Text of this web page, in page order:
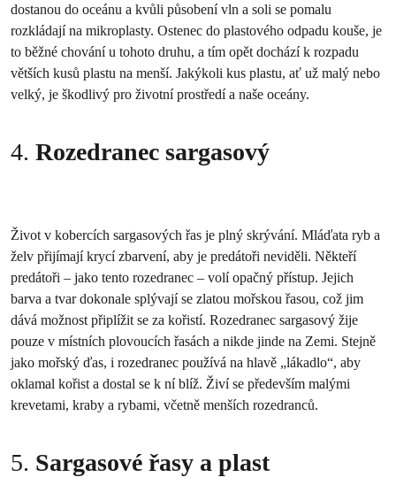
dostanou do oceánu a kvůli působení vln a soli se pomalu
rozkládají na mikroplasty. Ostenec do plastového odpadu kouše, je
to běžné chování u tohoto druhu, a tím opět dochází k rozpadu
větších kusů plastu na menší. Jakýkoli kus plastu, ať už malý nebo
velký, je škodlivý pro životní prostředí a naše oceány.
4. Rozedranec sargasový
Život v kobercích sargasových řas je plný skrývání. Mláďata ryb a
želv přijímají krycí zbarvení, aby je predátoři neviděli. Někteří
predátoři – jako tento rozedranec – volí opačný přístup. Jejich
barva a tvar dokonale splývají se zlatou mořskou řasou, což jim
dává možnost připlížit se za kořistí. Rozedranec sargasový žije
pouze v místních plovoucích řasách a nikde jinde na Zemi. Stejně
jako mořský ďas, i rozedranec používá na hlavě „lákadlo“, aby
oklamal kořist a dostal se k ní blíž. Živí se především malými
krevetami, kraby a rybami, včetně menších rozedranců.
5. Sargasové řasy a plast